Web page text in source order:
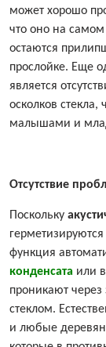
может хорошо
что оно на самом
остаются
прослойке. Еще
является
осколков
малышами и
Отсутствие
Поскольку
функция
конденсата или
проникают
стеклом.
и любые